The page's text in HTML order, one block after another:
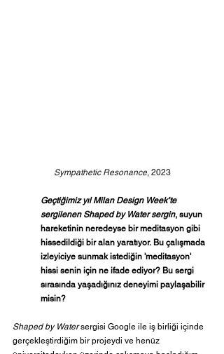
Sympathetic Resonance, 2023
Geçtiğimiz yıl Milan Design Week’te
sergilenen Shaped by Water sergin, suyun
hareketinin neredeyse bir meditasyon gibi
hissedildiği bir alan yaratıyor. Bu çalışmada
izleyiciye sunmak istediğin 'meditasyon'
hissi senin için ne ifade ediyor? Bu sergi
sırasında yaşadığınız deneyimi paylaşabilir
misin?
Shaped by Water sergisi Google ile iş birliği içinde
gerçekleştirdiğim bir projeydi ve henüz